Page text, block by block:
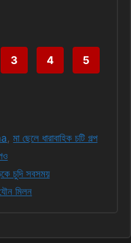
3 4 5
,মা ছেলে ধারাবাহিক চটি গল্প
চুদি সবসময়
মিলন